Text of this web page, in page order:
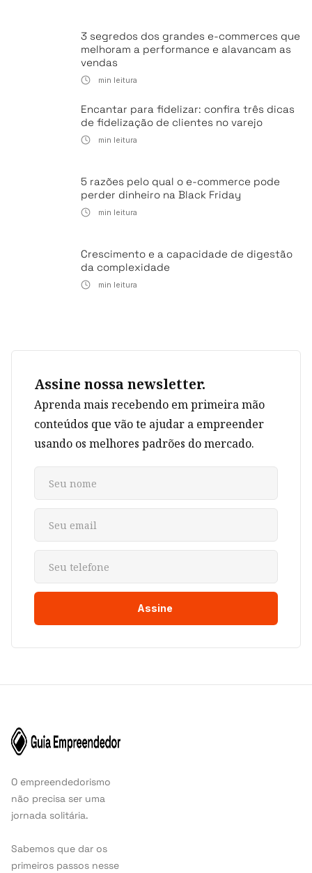
3 segredos dos grandes e-commerces que
melhoram a performance e alavancam as
vendas
min leitura
Encantar para fidelizar: confira três dicas
de fidelização de clientes no varejo
min leitura
5 razões pelo qual o e-commerce pode
perder dinheiro na Black Friday
min leitura
Crescimento e a capacidade de digestão
da complexidade
min leitura
Assine nossa newsletter.
Aprenda mais recebendo em primeira mão
conteúdos que vão te ajudar a empreender
usando os melhores padrões do mercado.
O empreendedorismo
não precisa ser uma
jornada solitária.
Sabemos que dar os
primeiros passos nesse